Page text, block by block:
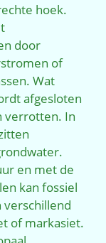
hoek.
door
of
Wat
afgesloten
verrotten. In
en met de
kan fossiel
verschillend
of markasiet.